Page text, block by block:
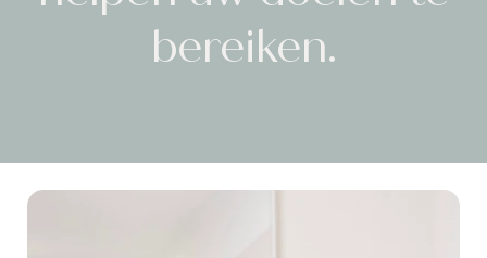
bereiken.